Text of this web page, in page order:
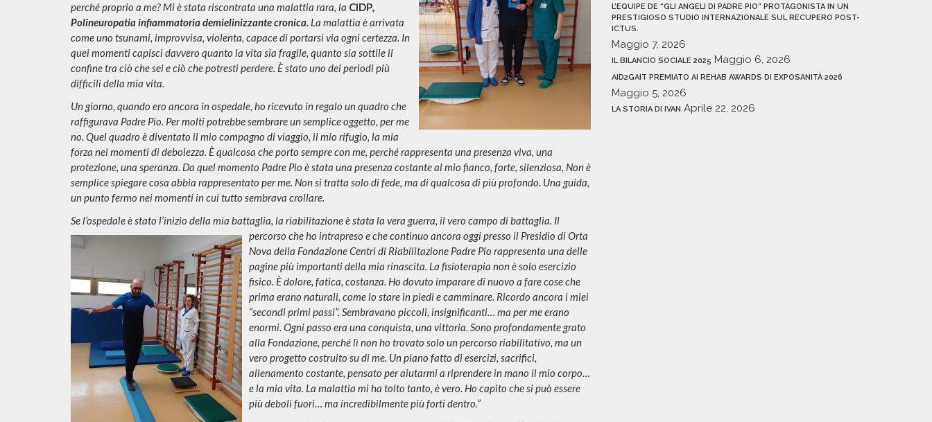
perché proprio a me? Mi è stata riscontrata una malattia rara, la CIDP,
Polineuropatia infiammatoria demielinizzante cronica. La malattia è arrivata
come uno tsunami, improvvisa, violenta, capace di portarsi via ogni certezza. In
quei momenti capisci davvero quanto la vita sia fragile, quanto sia sottile il
confine tra ciò che sei e ciò che potresti perdere. È stato uno dei periodi più
difficili della mia vita.
Un giorno, quando ero ancora in ospedale, ho ricevuto in regalo un quadro che
raffigurava Padre Pio. Per molti potrebbe sembrare un semplice oggetto, per me
no. Quel quadro è diventato il mio compagno di viaggio, il mio rifugio, la mia
forza nei momenti di debolezza. È qualcosa che porto sempre con me, perché rappresenta una presenza viva, una
protezione, una speranza. Da quel momento Padre Pio è stata una presenza costante al mio fianco, forte, silenziosa, Non è
semplice spiegare cosa abbia rappresentato per me. Non si tratta solo di fede, ma di qualcosa di più profondo. Una guida,
un punto fermo nei momenti in cui tutto sembrava crollare.
Se l’ospedale è stato l’inizio della mia battaglia, la riabilitazione è stata la vera guerra, il vero campo di battaglia. Il
percorso che ho intrapreso e che continuo ancora oggi presso il Presidio di Orta
Nova della Fondazione Centri di Riabilitazione Padre Pio rappresenta una delle
pagine più importanti della mia rinascita. La fisioterapia non è solo esercizio
fisico. È dolore, fatica, costanza. Ho dovuto imparare di nuovo a fare cose che
prima erano naturali, come lo stare in piedi e camminare. Ricordo ancora i miei
“secondi primi passi”. Sembravano piccoli, insignificanti… ma per me erano
enormi. Ogni passo era una conquista, una vittoria. Sono profondamente grato
alla Fondazione, perché lì non ho trovato solo un percorso riabilitativo, ma un
vero progetto costruito su di me. Un piano fatto di esercizi, sacrifici,
allenamento costante, pensato per aiutarmi a riprendere in mano il mio corpo…
e la mia vita. La malattia mi ha tolto tanto, è vero. Ho capito che si può essere
più deboli fuori… ma incredibilmente più forti dentro.”
L’EQUIPE DE “GLI ANGELI DI PADRE PIO” PROTAGONISTA IN UN
PRESTIGIOSO STUDIO INTERNAZIONALE SUL RECUPERO POST-
ICTUS.
Maggio 7, 2026
IL BILANCIO SOCIALE 2025 Maggio 6, 2026
AID2GAIT PREMIATO AI REHAB AWARDS DI EXPOSANITÀ 2026
Maggio 5, 2026
LA STORIA DI IVAN Aprile 22, 2026